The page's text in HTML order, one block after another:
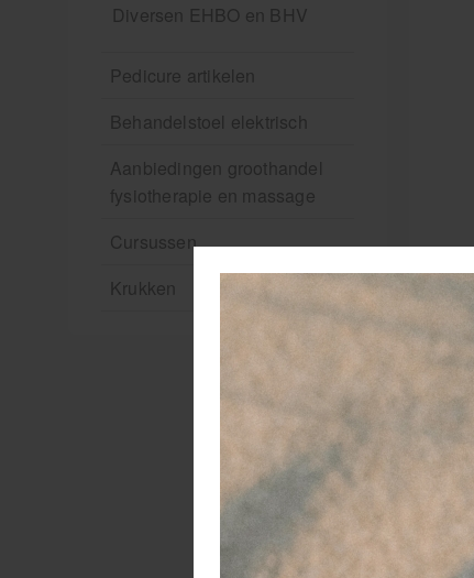
Diversen EHBO en BHV
Pedicure artikelen
Behandelstoel elektrisch
Aanbiedingen groothandel
fysiotherapie en massage
Cursussen
Krukken